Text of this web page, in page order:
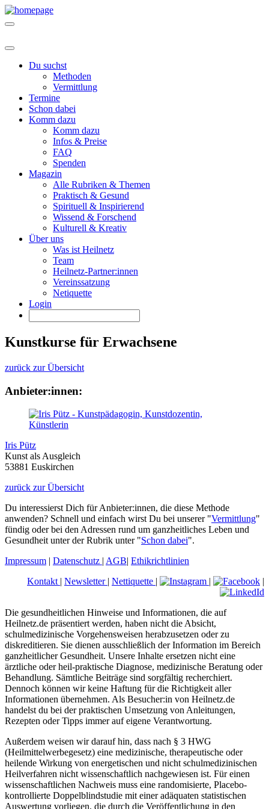
Du suchst
Methoden
Vermittlung
Termine
Schon dabei
Komm dazu
Komm dazu
Infos & Preise
FAQ
Spenden
Magazin
Alle Rubriken & Themen
Praktisch & Gesund
Spirituell & Inspirierend
Wissend & Forschend
Kulturell & Kreativ
Über uns
Was ist Heilnetz
Team
Heilnetz-Partner:innen
Vereinssatzung
Netiquette
Login
Kunstkurse für Erwachsene
zurück zur Übersicht
Anbieter:innen:
Iris Pütz
Kunst als Ausgleich
53881 Euskirchen
zurück zur Übersicht
Du interessierst Dich für Anbieter:innen, die diese Methode
anwenden? Schnell und einfach wirst Du bei unserer "Vermittlung"
fündig oder bei den Adressen rund um ganzheitliches Leben und
Gesundheit unter der Rubrik unter "Schon dabei".
Impressum | Datenschutz | AGB| Ethikrichtlinien
Kontakt | Newsletter | Nettiquette | | |
Die gesundheitlichen Hinweise und Informationen, die auf
Heilnetz.de präsentiert werden, haben nicht die Absicht,
schulmedizinische Vorgehensweisen herabzusetzen oder zu
diskreditieren. Sie dienen ausschließlich der Information im Bereich
ganzheitlicher Gesundheit. Unsere Inhalte ersetzen nicht eine
ärztliche oder heil-praktische Diagnose, medizinische Beratung oder
Behandlung. Sämtliche Beiträge sind sorgfältig recherchiert.
Dennoch können wir keine Haftung für die Richtigkeit aller
Informationen übernehmen. Als Besucher:in von Heilnetz.de
handelst du bei der praktischen Umsetzung von Anleitungen,
Rezepten oder Tipps immer auf eigene Verantwortung.
Außerdem weisen wir darauf hin, dass nach § 3 HWG
(Heilmittelwerbegesetz) eine medizinische, therapeutische oder
heilende Wirkung von energetischen und nicht schulmedizinischen
Heilverfahren nicht wissenschaftlich nachgewiesen ist. Für einen
wissenschaftlichen Nachweis muss eine randomisierte, Placebo-
kontrollierte Doppelblindstudie mit einer adäquaten statistischen
Auswertung vorliegen, die durch die Veröffentlichung in den